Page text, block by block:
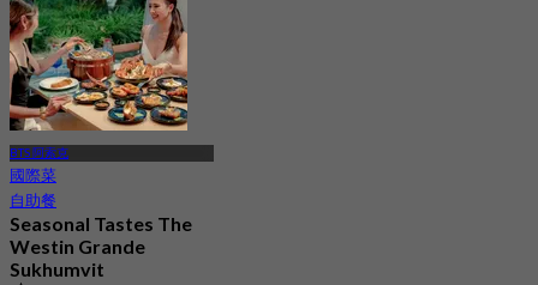
4.9
1.1K 已預訂
起฿ 350
BTS 阿索克
國際菜
自助餐
Seasonal Tastes The
Westin Grande
Sukhumvit